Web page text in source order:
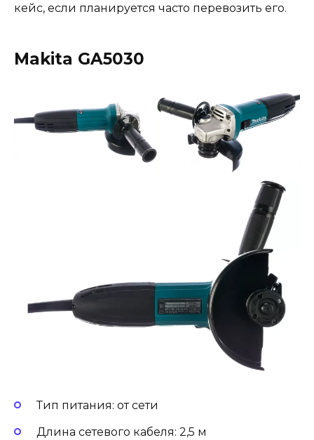
кейс, если планируется часто перевозить его.
Makita GA5030
Тип питания: от сети
Длина сетевого кабеля: 2,5 м